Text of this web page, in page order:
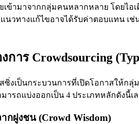
เข้ามาจากกลุ่มคนหลากหลาย โดยไอ
วทางแก้ไขอาจได้รับค่าตอบแทน เช่
การ Crowdsourcing
ซิ่งเป็นกระบวนการที่เปิดโอกาสให้ก
ารถแบ่งออกเป็น 4 ประเภทหลักดังนี้เ
กฝูงชน (Crowd Wisdom)